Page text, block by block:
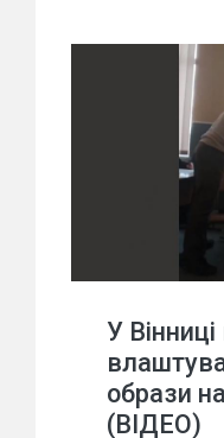
У
образи
(ВІДЕО)